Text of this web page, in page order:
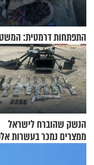
התפתחות דרמטית:
הנשק שהוברח לישראל
ממצרים נמכר בעשרות